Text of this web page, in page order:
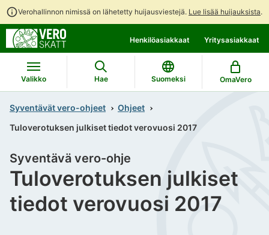
Verohallinnon nimissä on lähetetty huijausviestejä. Lue lisää huijauksista.
suoraan
sisältöön
koko
sivuston
hakuun
Henkilöasiakkaat Yritysasiakkaat
Valikko Hae Suomeksi OmaVero
Syventävät vero-ohjeet
Ohjeet
Tuloverotuksen julkiset tiedot verovuosi 2017
Tuloverotuksen julkiset
tiedot verovuosi 2017
Syventävä vero-ohje